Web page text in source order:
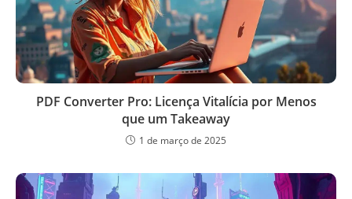
PDF Converter Pro: Licença Vitalícia por Menos
que um Takeaway
1 de março de 2025